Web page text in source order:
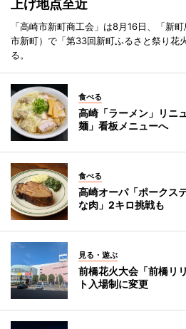
上げ地点至近
「高崎市新町商工会」は8月16日、「新
市新町）で「第33回新町ふるさと祭り花
る。
食べる
高崎「ラーメン」リニ
麺」看板メニューへ
食べる
高崎オーパ「ポークス
な肉」2キロ挑戦も
見る・遊ぶ
前橋花火大会「前橋リ
ト入場制に変更